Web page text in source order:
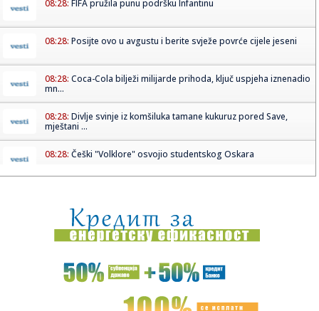
08:28: FIFA pružila punu podršku Infantinu
08:28: Posijte ovo u avgustu i berite svježe povrće cijele jeseni
08:28: Coca-Cola bilježi milijarde prihoda, ključ uspjeha iznenadio
mn...
08:28: Divlje svinje iz komšiluka tamane kukuruz pored Save,
mještani ...
08:28: Češki "Volklore" osvojio studentskog Oskara
08:28:Ema Heming otvoreno o životu uz Brusa Vilisa
08:28:Gruzija u mraku: Treći put za dvije nedjelje
Novo otkriće mijenja pogled na prvu vojnu supersilu svijeta